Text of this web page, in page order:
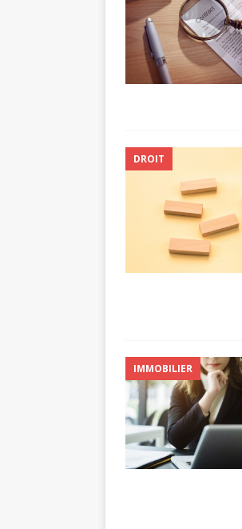
DROIT
IMMOBILIER